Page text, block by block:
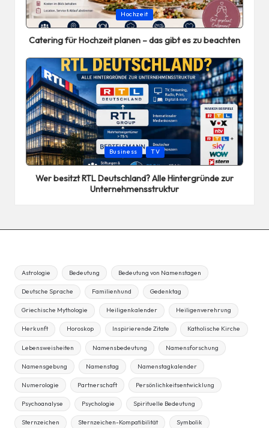
Posted
in
Hochzeit
Catering für Hochzeit planen – das gibt es zu beachten
Posted
in
Business TV
Wer besitzt RTL Deutschland? Alle Hintergründe zur
Unternehmensstruktur
Astrologie Bedeutung Bedeutung von Namenstagen
Deutsche Sprache Familienhund Gedenktag
Griechische Mythologie Heiligenkalender Heiligenverehrung
Herkunft Horoskop Inspirierende Zitate Katholische Kirche
Lebensweisheiten Namensbedeutung Namensforschung
Namensgebung Namenstag Namenstagkalender
Numerologie Partnerschaft Persönlichkeitsentwicklung
Psychoanalyse Psychologie Spirituelle Bedeutung
Sternzeichen Sternzeichen-Kompatibilität Symbolik